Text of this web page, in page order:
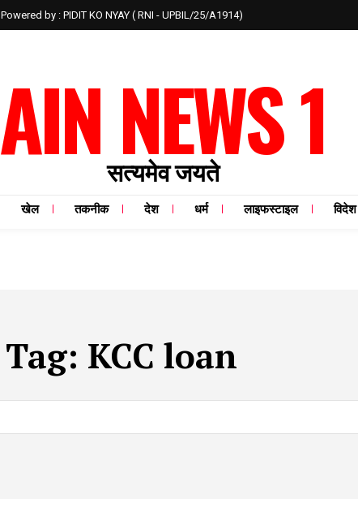
Powered by : PIDIT KO NYAY ( RNI - UPBIL/25/A1914)
AIN NEWS 1
सत्यमेव जयते
खेल तकनीक देश धर्म लाइफस्टाइल विदेश
Tag: KCC loan